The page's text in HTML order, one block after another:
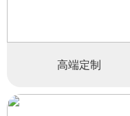
高端定制